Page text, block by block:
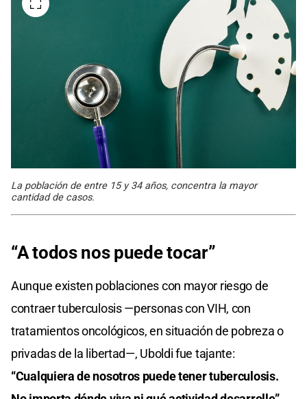
La población de entre 15 y 34 años, concentra la mayor
cantidad de casos.
“A todos nos puede tocar”
Aunque existen poblaciones con mayor riesgo de
contraer tuberculosis —personas con VIH, con
tratamientos oncológicos, en situación de pobreza o
privadas de la libertad—, Uboldi fue tajante:
“Cualquiera de nosotros puede tener tuberculosis.